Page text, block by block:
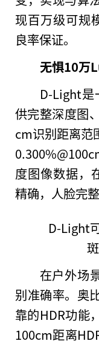
现百万级可规
良率保证。
无惧10万
D-Light是
供完整深度图
cm识别距离范
度图像数据，
精确，人脸完
D-Light
在户外场
别准确率。奥
靠的HDR功能
100cm距离